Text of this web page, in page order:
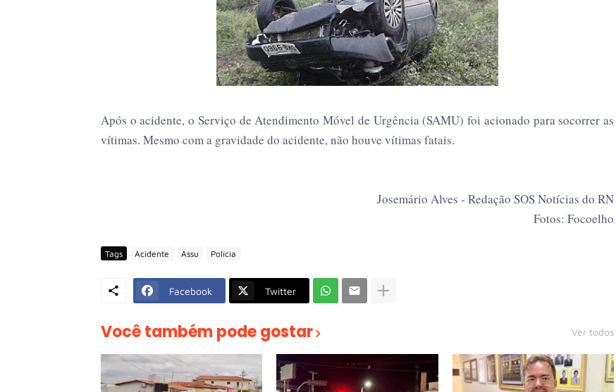
Após o acidente, o Serviço de Atendimento Móvel de Urgência (SAMU) foi acionado para socorrer as
vítimas. Mesmo com a gravidade do acidente, não houve vítimas fatais.
Josemário Alves - Redação SOS Notícias do RN
Fotos: Focoelho
Tags Acidente Assu Polícia
Facebook Twitter
Você também pode gostar Ver todos